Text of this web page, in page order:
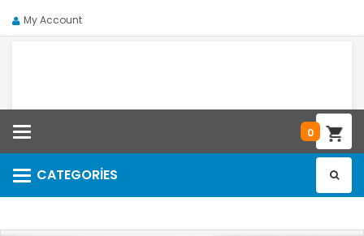
My Account
0
CATEGORIES
Categories